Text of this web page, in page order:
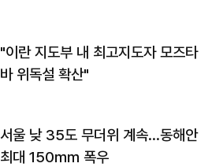
"이란 지도부 내 최고지도자 모즈타
바 위독설 확산"
서울 낮 35도 무더위 계속…동해안
최대 150㎜ 폭우